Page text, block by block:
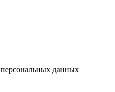
персональных данных